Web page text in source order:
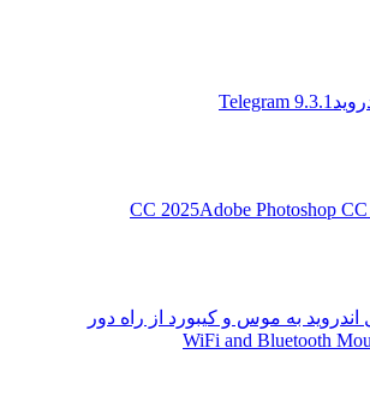
Telegram 9.3.1
Adobe Photoshop
اندروید به موس و کیبورد از راه دور
WiFi and Bluetooth